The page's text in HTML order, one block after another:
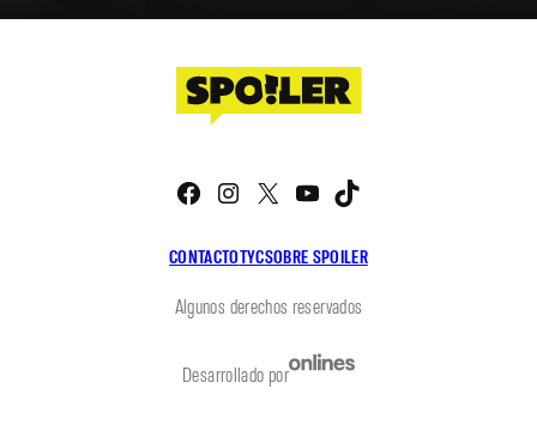
CONTACTOTYCSOBRE SPOILER
Facebook
Instagram
X YouTube
Algunos derechos reservados
Desarrollado por